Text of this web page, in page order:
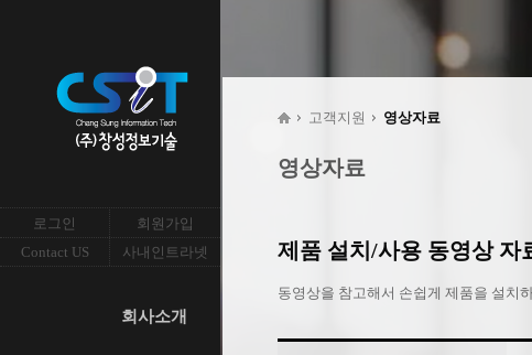
로그인
회원가입
Contact US
사내인트라넷
회사소개
고객지원 영상자료
영상자료
제품 설치/사용 동영상 자
동영상을 참고해서 손쉽게 제품을 설치